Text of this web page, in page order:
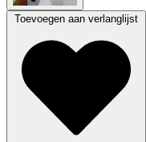
Toevoegen aan verlanglijst